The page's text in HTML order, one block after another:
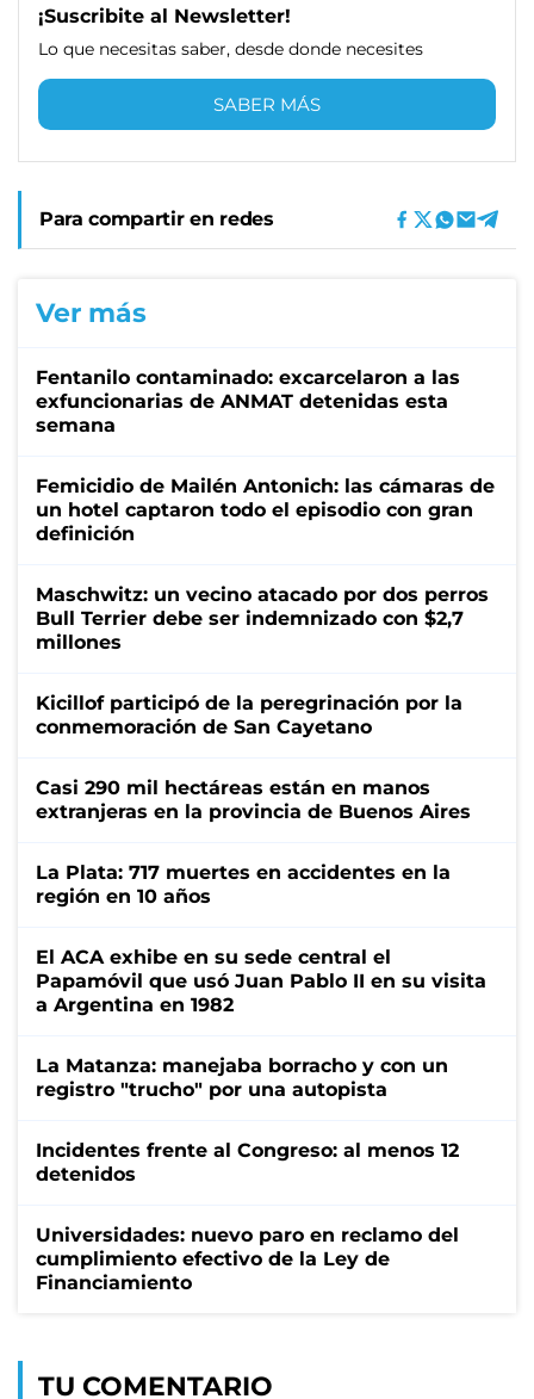
¡Suscribite al Newsletter!
Lo que necesitas saber, desde donde necesites
SABER MÁS
Para compartir en redes
Ver más
Fentanilo contaminado: excarcelaron a las
exfuncionarias de ANMAT detenidas esta
semana
Femicidio de Mailén Antonich: las cámaras de
un hotel captaron todo el episodio con gran
definición
Maschwitz: un vecino atacado por dos perros
Bull Terrier debe ser indemnizado con $2,7
millones
Kicillof participó de la peregrinación por la
conmemoración de San Cayetano
Casi 290 mil hectáreas están en manos
extranjeras en la provincia de Buenos Aires
La Plata: 717 muertes en accidentes en la
región en 10 años
El ACA exhibe en su sede central el
Papamóvil que usó Juan Pablo II en su visita
a Argentina en 1982
La Matanza: manejaba borracho y con un
registro "trucho" por una autopista
Incidentes frente al Congreso: al menos 12
detenidos
Universidades: nuevo paro en reclamo del
cumplimiento efectivo de la Ley de
Financiamiento
TU COMENTARIO